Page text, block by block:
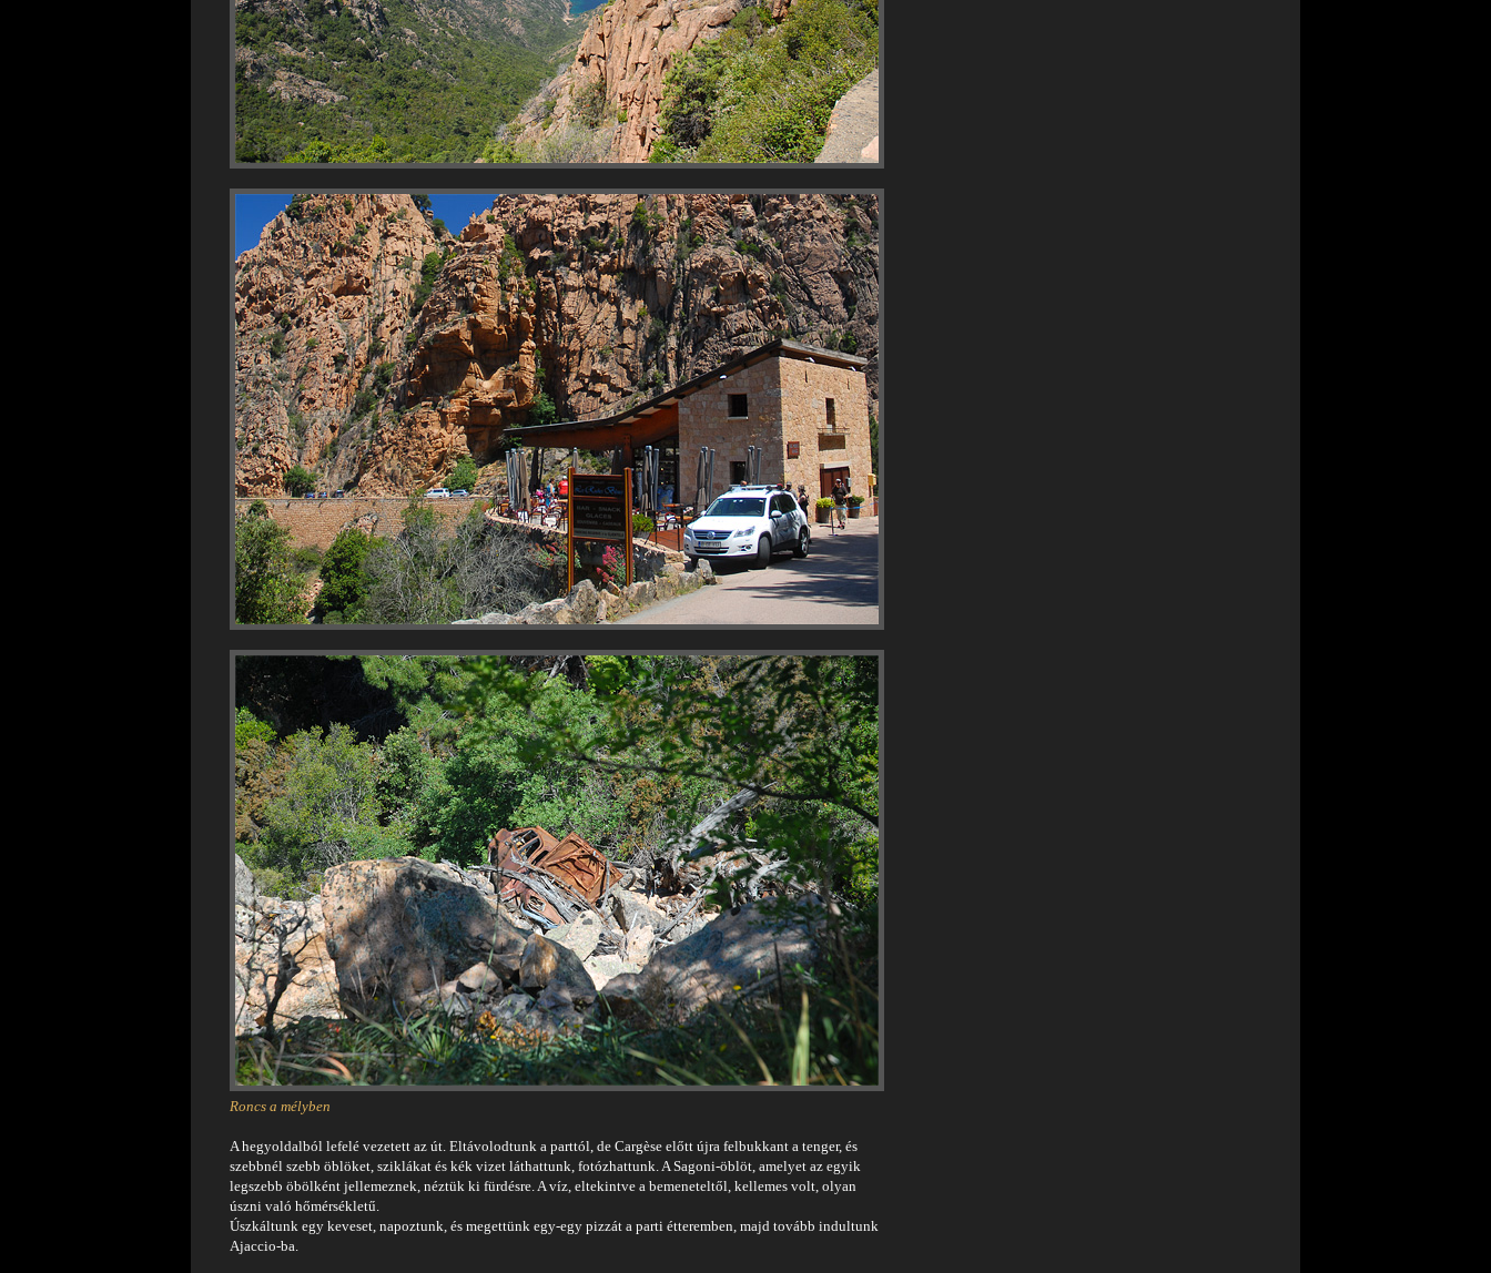
Roncs a mélyben
A hegyoldalból lefelé vezetett az út. Eltávolodtunk a parttól, de Cargèse előtt újra felbukkant a tenger, és
szebbnél szebb öblöket, sziklákat és kék vizet láthattunk, fotózhattunk. A Sagoni-öblöt, amelyet az egyik
legszebb öbölként jellemeznek, néztük ki fürdésre. A víz, eltekintve a bemeneteltől, kellemes volt, olyan
úszni való hőmérsékletű.
Úszkáltunk egy keveset, napoztunk, és megettünk egy-egy pizzát a parti étteremben, majd tovább indultunk
Ajaccio-ba.